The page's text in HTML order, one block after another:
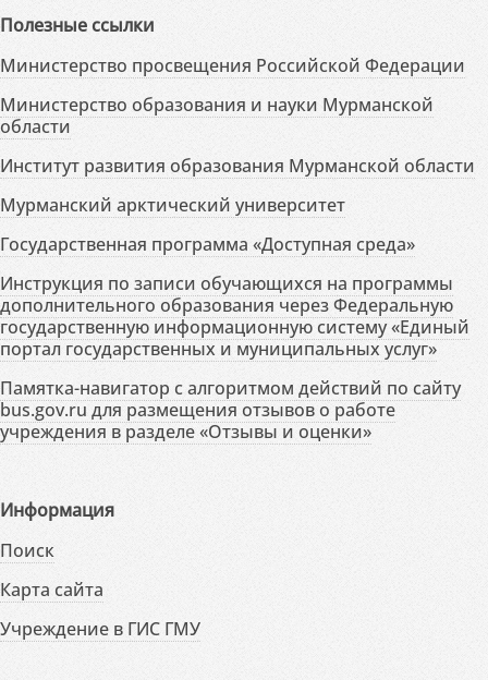
Полезные ссылки
Министерство просвещения Российской Федерации
Министерство образования и науки Мурманской
области
Институт развития образования Мурманской области
Мурманский арктический университет
Государственная программа «Доступная среда»
Инструкция по записи обучающихся на программы
дополнительного образования через Федеральную
государственную информационную систему «Единый
портал государственных и муниципальных услуг»
Памятка-навигатор с алгоритмом действий по сайту
bus.gov.ru для размещения отзывов о работе
учреждения в разделе «Отзывы и оценки»
Информация
Поиск
Карта сайта
Учреждение в ГИС ГМУ